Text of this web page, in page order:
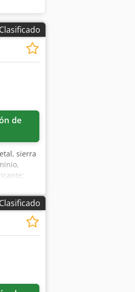
Clasificado
sierra
-
del
-
90°
-Mesa
mm -
total:
Clasificado